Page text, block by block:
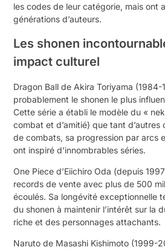
les codes de leur catégorie, mais ont
générations d’auteurs.
Les shonen
impact culturel
Dragon Ball de Akira Toriyama (1984-
probablement le shonen le plus
Cette série a établi le modèle du «
combat et d’amitié) que tant d’autres
de combats, sa progression par arcs
ont inspiré d’innombrables séries.
One Piece d’Eiichiro Oda (depuis
records de vente avec plus de 500
écoulés. Sa longévité exceptionnelle
du shonen à maintenir l’intérêt sur la
riche et des personnages attachants.
Naruto de Masashi Kishimoto (1999-